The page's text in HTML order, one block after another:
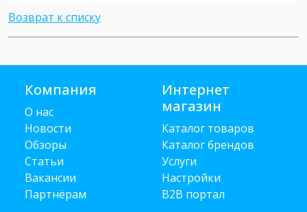
Возврат к списку
Компания
О нас
Новости
Обзоры
Статьи
Вакансии
Партнёрам
Интернет
магазин
Каталог товаров
Каталог брендов
Услуги
Настройки
B2B портал